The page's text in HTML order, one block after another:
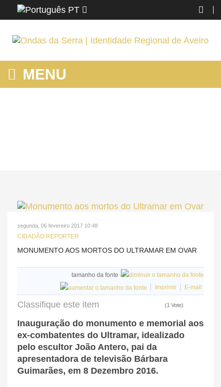
PT
MENU
segunda, 06 fevereiro 2017 10:48
CIDADÃO REPORTER
MONUMENTO AOS MORTOS DO ULTRAMAR EM OVAR
tamanho da fonte
Imprimir
E-mail
Classifique este item (1 Vote)
Inauguração do monumento e memorial aos
ex-combatentes do Ultramar, idealizado
pelo escultor João Antero, pai da
apresentadora de televisão Bárbara
Guimarães, em 8 Dezembro 2016.